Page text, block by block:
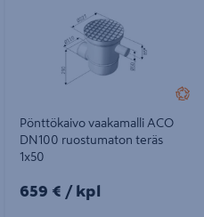
Pönttökaivo vaakamalli ACO
DN100 ruostumaton teräs
1x50
659€/kpl
659 € / kpl